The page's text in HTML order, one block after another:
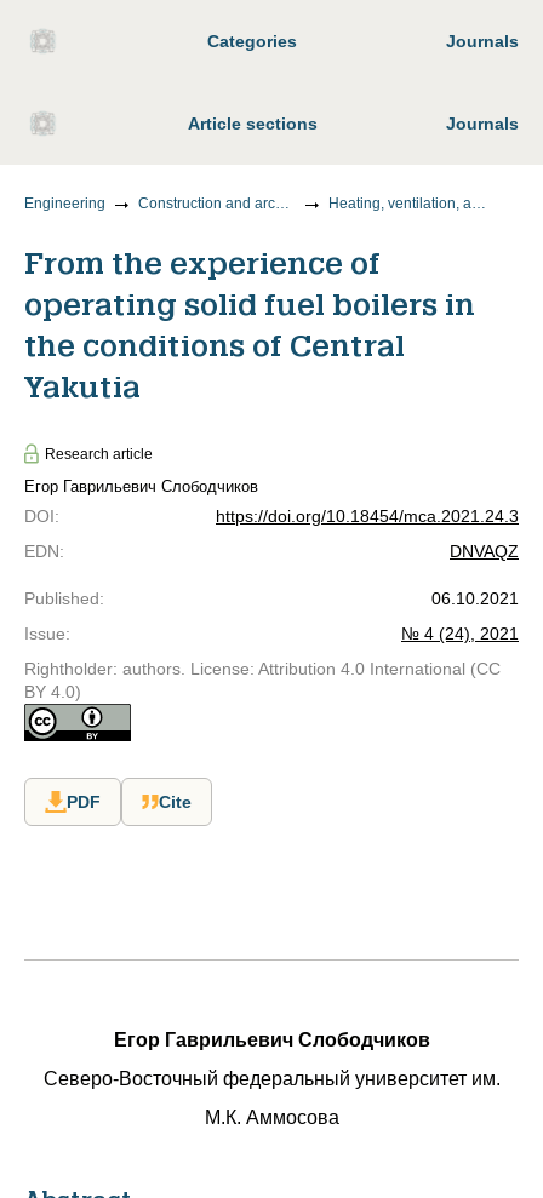
Categories Journals
Article sections Journals
Engineering Construction and architecture Heating, ventilation, air conditioning, gas supply and lighting
From the experience of
operating solid fuel boilers in
the conditions of Central
Yakutia
Research article
Егор Гаврильевич Слободчиков
DOI:
https://doi.org/10.18454/mca.2021.24.3
EDN: DNVAQZ
Published:
06.10.2021
Issue:
№ 4 (24), 2021
Rightholder: authors. License: Attribution 4.0 International (CC
BY 4.0)
PDF Cite
Егор Гаврильевич Слободчиков
Северо-Восточный федеральный университет им.
М.К. Аммосова